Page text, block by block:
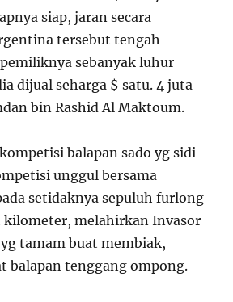
siap, jaran secara
tersebut tengah
sebanyak luhur
dijual seharga $ satu. 4 juta
bin Rashid Al Maktoum.
balapan sado yg sidi
unggul bersama
setidaknya sepuluh furlong
kilometer, melahirkan Invasor
tamam buat membiak,
balapan tenggang ompong.